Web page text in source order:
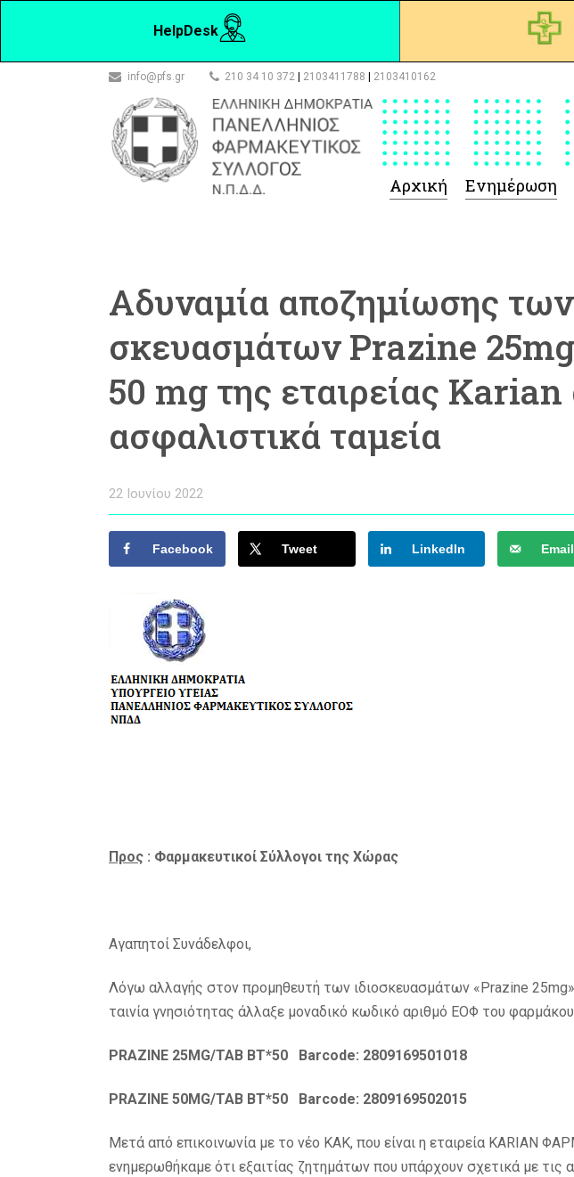
HelpDesk
info@pfs.gr 210 34 10 372 2103411788 2103410162
Αρχική Ενημέρωση
Αδυναμία αποζημίωσης των
σκευασμάτων Prazine
50 mg της εταιρείας
ασφαλιστικά ταμεία
22 Ιουνίου 2022
Facebook Tweet LinkedIn Email
Προς : Φαρμακευτικοί Σύλλογοι της Χώρας
Αγαπητοί Συνάδελφοι,
Λόγω αλλαγής στον προμηθευτή των ιδιοσκευασμάτων «Prazine
ταινία γνησιότητας άλλαξε μοναδικό κωδικό αριθμό ΕΟΦ του
PRAZINE 25MG/TAB BT*50 Barcode: 2809169501018
PRAZINE 50MG/TAB BT*50 Barcode: 2809169502015
Μετά από επικοινωνία με το νέο ΚΑΚ, που είναι η εταιρεία KARIAN
ενημερωθήκαμε ότι εξαιτίας ζητημάτων που υπάρχουν σχετικά με τις